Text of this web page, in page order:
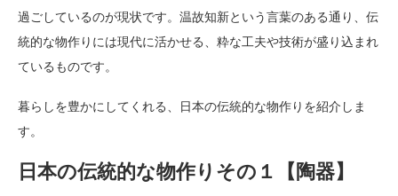
過ごしているのが現状です。温故知新という言葉のある通り、伝
統的な物作りには現代に活かせる、粋な工夫や技術が盛り込まれ
ているものです。
暮らしを豊かにしてくれる、日本の伝統的な物作りを紹介しま
す。
日本の伝統的な物作りその１【陶器】